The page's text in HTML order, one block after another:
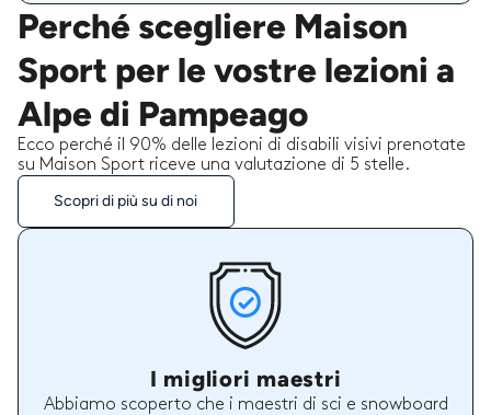
Perché scegliere Maison
Sport per le vostre lezioni a
Alpe di Pampeago
Ecco perché il 90% delle lezioni di disabili visivi prenotate
su Maison Sport riceve una valutazione di 5 stelle.
Scopri di più su di noi
I migliori maestri
Abbiamo scoperto che i maestri di sci e snowboard